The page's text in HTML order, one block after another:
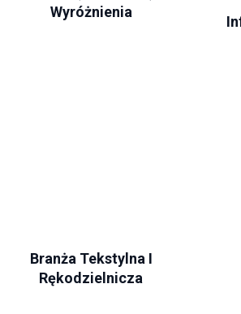
Wyróżnienia
Branża Tekstylna I
Rękodzielnicza